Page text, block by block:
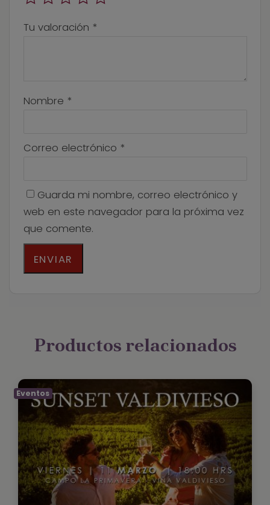
Tu valoración *
Nombre *
Correo electrónico *
Guarda mi nombre, correo electrónico y
web en este navegador para la próxima vez
que comente.
Productos relacionados
Eventos